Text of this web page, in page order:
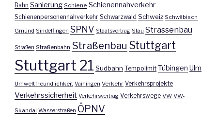
Bahn Sanierung Schiene Schienennahverkehr
Schienenpersonennahverkehr Schwarzwald Schweiz Schwäbisch
Gmünd Sindelfingen SPNV Staatsvertrag Stau Strassenbau
Straßen Straßenbahn Straßenbau Stuttgart
Stuttgart 21 Südbahn Tempolimit Tübingen Ulm
Umweltfreundlichkeit Vaihingen Verkehr Verkehrsprojekte
Verkehrssicherheit Verkehrsvertrag Verkehrswege VW VW-
Skandal Wasserstraßen ÖPNV